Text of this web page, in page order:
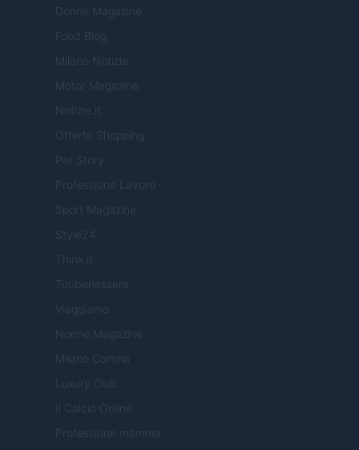
Donne Magazine
Food Blog
Milano Notizie
Motor Magazine
Notizie.it
Offerte Shopping
Pet Story
Professione Lavoro
Sport Magazine
Style24
Think.it
Tuobenessere
Viaggiamo
Nonne Magazine
Milano Cortina
Luxury Club
Il Calcio Online
Professione mamma